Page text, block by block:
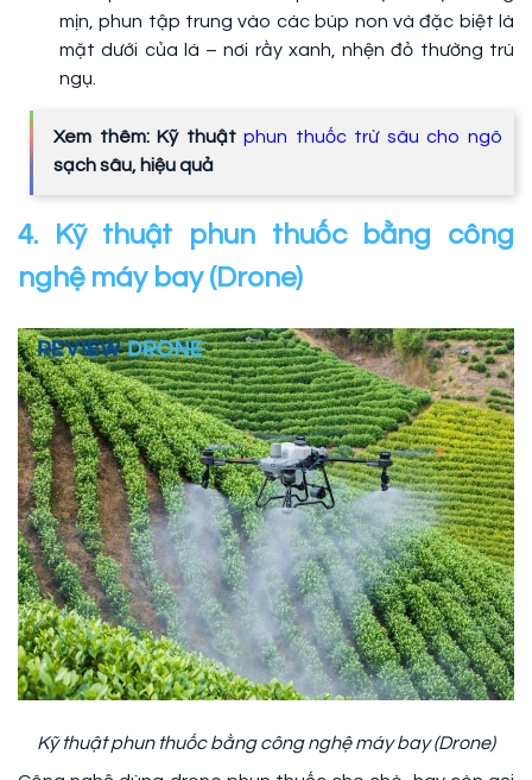
mịn, phun tập trung vào các búp non và đặc biệt là
mặt dưới của lá – nơi rầy xanh, nhện đỏ thường trú
ngụ.
Xem thêm: Kỹ thuậtphun thuốc trừ sâu cho ngô
sạch sâu, hiệu quả
4. Kỹ thuật phun thuốc bằng công
nghệ máy bay (Drone)
Kỹ thuật phun thuốc bằng công nghệ máy bay (Drone)